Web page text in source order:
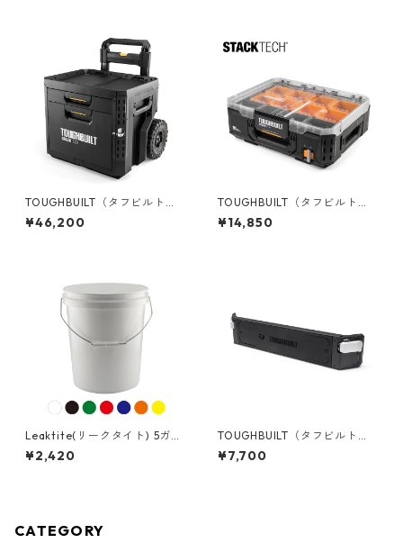
TOUGHBUILT（タフビルト）S
TACK TECH(スタックテック)
ウィール2ドロワーボックス T
¥46,200
TOUGHBUILT（タフビルト）S
TACK TECH(スタックテック)
フルオーガナイザー TB-B1-O
¥14,850
Leaktite(リークタイト) 5ガロ
ンバケツ [アメリカ製] 05GL
¥2,420
TOUGHBUILT（タフビルト）S
TACK TECH(スタックテック)
マグネットバー TB-B1-A-33
¥7,700
CATEGORY